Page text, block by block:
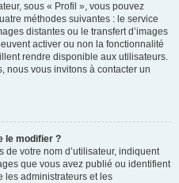
sous « Profil », vous pouvez
méthodes suivantes : le service
distantes ou le transfert d’images
activer ou non la fonctionnalité
rendre disponible aux utilisateurs.
nous vous invitons à contacter un
le modifier ?
votre nom d’utilisateur, indiquent
que vous avez publié ou identifient
les administrateurs et les